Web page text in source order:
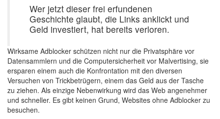
Wer jetzt dieser frei erfundenen
Geschichte glaubt, die Links anklickt und
Geld investiert, hat bereits verloren.
Wirksame Adblocker schützen nicht nur die Privatsphäre vor
Datensammlern und die Computersicherheit vor Malvertising, sie
ersparen einem auch die Konfrontation mit den diversen
Versuchen von Trickbetrügern, einem das Geld aus der Tasche
zu ziehen. Als einzige Nebenwirkung wird das Web angenehmer
und schneller. Es gibt keinen Grund, Websites ohne Adblocker zu
besuchen.